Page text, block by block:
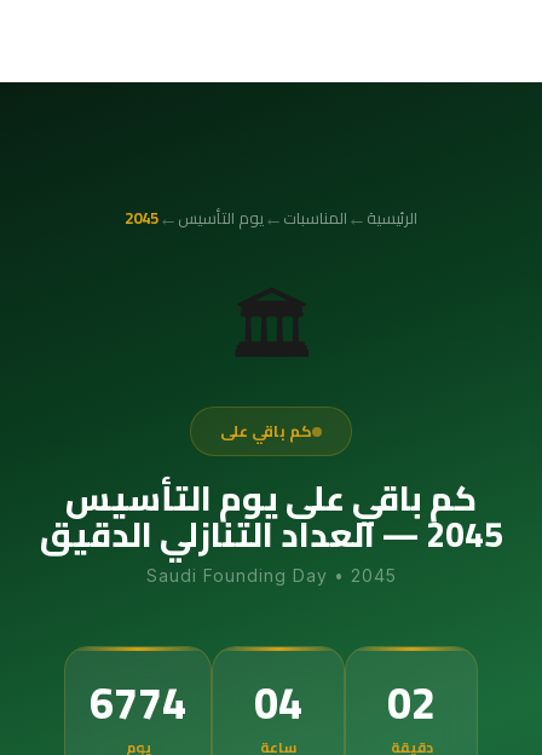
الرئيسية←المناسبات←يوم التأسيس←
2045
🏛️
كم باقي على
كم باقي على يوم التأسيس
2045 — العداد التنازلي الدقيق
Saudi Founding Day • 2045
6774
يوم
04
ساعة
02
دقيقة